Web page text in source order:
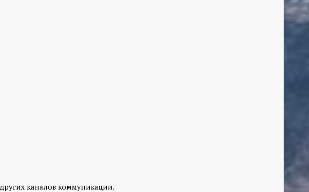
каналов коммуникации.